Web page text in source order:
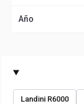
Año
Landini R6000